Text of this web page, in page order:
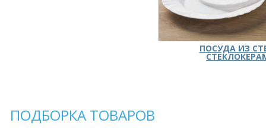
ПОСУДА ИЗ
ПОДБОРКА ТОВАРОВ